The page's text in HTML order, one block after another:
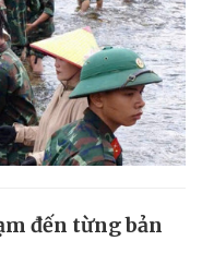
đến từng bản